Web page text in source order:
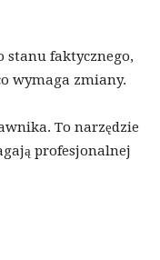
stanu faktycznego,
wymaga zmiany.
To narzędzie
profesjonalnej